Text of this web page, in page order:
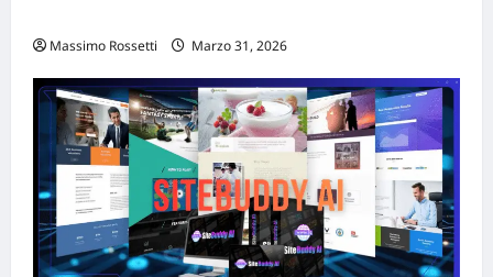
Massimo Rossetti Marzo 31, 2026